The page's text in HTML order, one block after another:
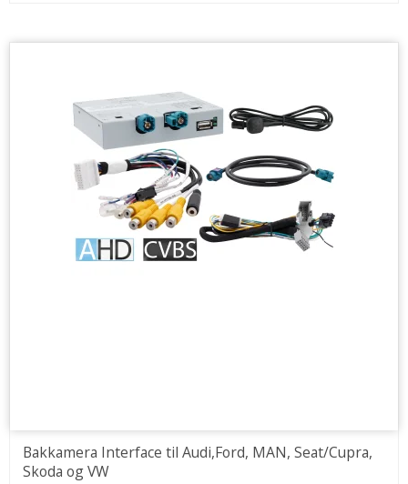
Bakkamera Interface til Audi,Ford, MAN, Seat/Cupra,
Skoda og VW